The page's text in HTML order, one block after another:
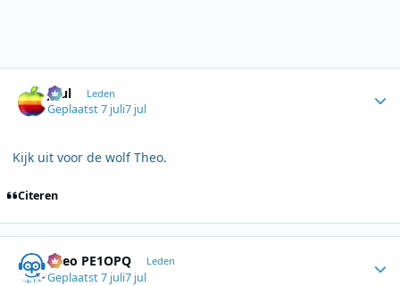
Juul Leden
Geplaatst7 juli7 jul
Kijk uit voor de wolf Theo.
Citeren
Theo PE1OPQ Leden
Geplaatst7 juli7 jul